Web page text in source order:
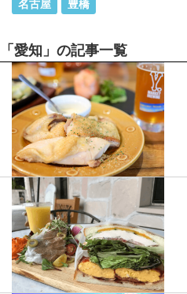
名古屋 豊橋
「愛知」の記事一覧